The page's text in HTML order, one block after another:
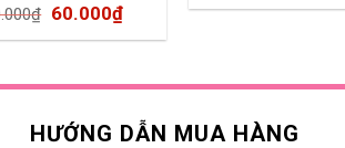
₫ 60.000₫
HƯỚNG DẪN MUA HÀNG